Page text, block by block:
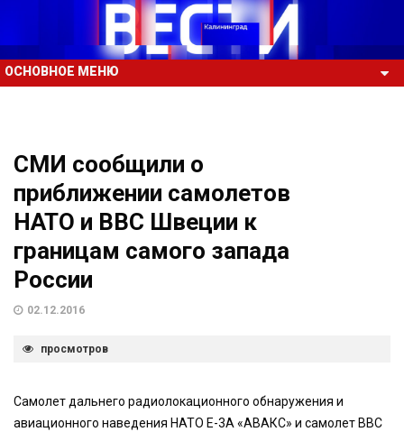
ОСНОВНОЕ МЕНЮ
СМИ сообщили о
приближении самолетов
НАТО и ВВС Швеции к
границам самого запада
России
02.12.2016
просмотров
Самолет дальнего радиолокационного обнаружения и
авиационного наведения НАТО Е-3А «АВАКС» и самолет ВВС